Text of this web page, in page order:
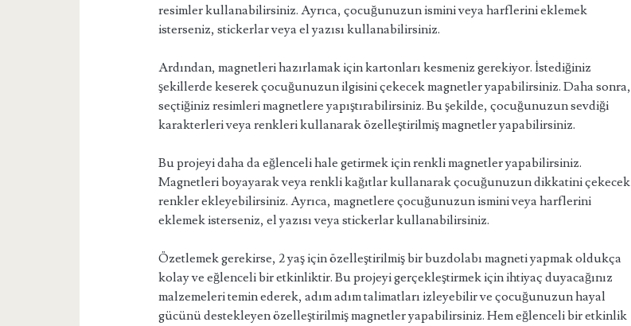
resimler kullanabilirsiniz. Ayrıca, çocuğunuzun ismini veya harflerini eklemek
isterseniz, stickerlar veya el yazısı kullanabilirsiniz.
Ardından, magnetleri hazırlamak için kartonları kesmeniz gerekiyor. İstediğiniz
şekillerde keserek çocuğunuzun ilgisini çekecek magnetler yapabilirsiniz. Daha sonra,
seçtiğiniz resimleri magnetlere yapıştırabilirsiniz. Bu şekilde, çocuğunuzun sevdiği
karakterleri veya renkleri kullanarak özelleştirilmiş magnetler yapabilirsiniz.
Bu projeyi daha da eğlenceli hale getirmek için renkli magnetler yapabilirsiniz.
Magnetleri boyayarak veya renkli kağıtlar kullanarak çocuğunuzun dikkatini çekecek
renkler ekleyebilirsiniz. Ayrıca, magnetlere çocuğunuzun ismini veya harflerini
eklemek isterseniz, el yazısı veya stickerlar kullanabilirsiniz.
Özetlemek gerekirse, 2 yaş için özelleştirilmiş bir buzdolabı magneti yapmak oldukça
kolay ve eğlenceli bir etkinliktir. Bu projeyi gerçekleştirmek için ihtiyaç duyacağınız
malzemeleri temin ederek, adım adım talimatları izleyebilir ve çocuğunuzun hayal
gücünü destekleyen özelleştirilmiş magnetler yapabilirsiniz. Hem eğlenceli bir etkinlik